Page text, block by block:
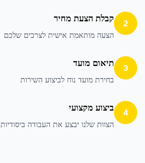
2 קבלת הצעת מחיר
הצעה מותאמת אישית לצרכים שלכם
3 תיאום מועד
בחירת מועד נוח לביצוע השירות
4 ביצוע מקצועי
הצוות שלנו יבצע את העבודה ביסודיות